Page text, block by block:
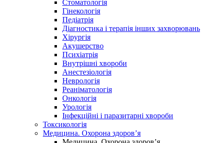
Стоматологія
Гінекологія
Педіатрія
Діагностика і терапія інших захворювань
Хірургія
Акушерство
Психіатрія
Внутрішні хвороби
Анестезіологія
Неврологія
Реаніматологія
Онкологія
Урологія
Інфекційні і паразитарні хвороби
Токсикологія
Медицина. Охорона здоров’я